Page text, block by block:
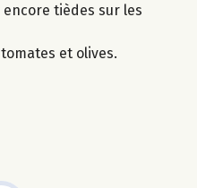
tièdes sur les
et olives.